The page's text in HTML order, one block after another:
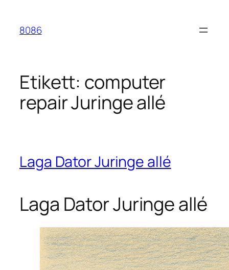
innehåll
8086
Etikett: computer
repair Juringe allé
Laga Dator Juringe allé
Laga Dator Juringe allé